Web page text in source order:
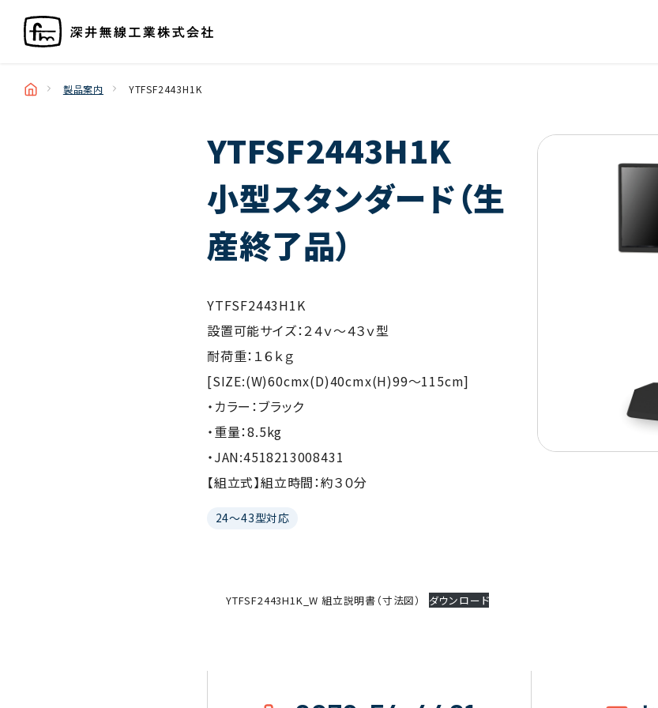
製品案内 YTFSF2443H1K
YTFSF2443H1K
小型スタンダード（生
産終了品）
YTFSF2443H1K
設置可能サイズ：２４ｖ～４３ｖ型
耐荷重：１６ｋｇ
[SIZE:(W)60cmx(D)40cmx(H)99～115cm]
・カラー：ブラック
・重量：8.5kg
・JAN:4518213008431
【組立式】組立時間：約３０分
24～43型対応
YTFSF2443H1K_W 組立説明書（寸法図） ダウンロード